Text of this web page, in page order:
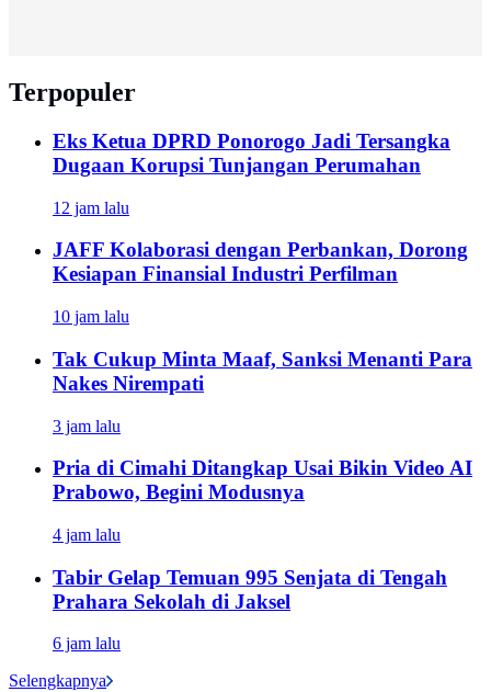
Terpopuler
Eks Ketua DPRD Ponorogo Jadi Tersangka
Dugaan Korupsi Tunjangan Perumahan
12 jam lalu
JAFF Kolaborasi dengan Perbankan, Dorong
Kesiapan Finansial Industri Perfilman
10 jam lalu
Tak Cukup Minta Maaf, Sanksi Menanti Para
Nakes Nirempati
3 jam lalu
Pria di Cimahi Ditangkap Usai Bikin Video AI
Prabowo, Begini Modusnya
4 jam lalu
Tabir Gelap Temuan 995 Senjata di Tengah
Prahara Sekolah di Jaksel
6 jam lalu
Selengkapnya